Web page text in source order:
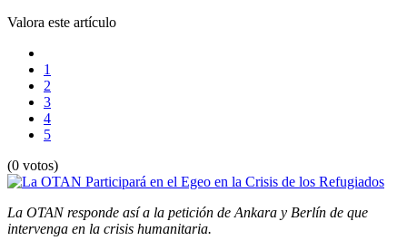
Valora este artículo
1
2
3
4
5
(0 votos)
La OTAN responde así a la petición de Ankara y Berlín de que
intervenga en la crisis humanitaria.